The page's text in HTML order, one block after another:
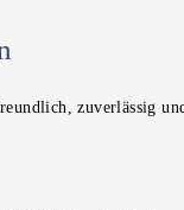
zuverlässig